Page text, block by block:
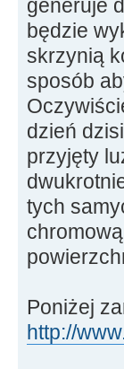
generuje
będzie
skrzynią
sposób
dzień
przyjęty
tych
Poniżej
http://